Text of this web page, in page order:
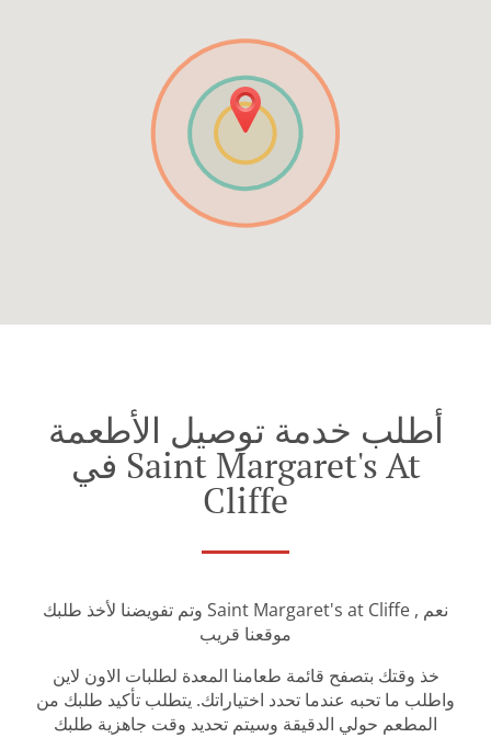
أطلب خدمة توصيل الأطعمة
في Saint Margaret's At
Cliffe
وتم تفويضنا لأخذ طلبك Saint Margaret's at Cliffe نعم ,
موقعنا قريب
خذ وقتك بتصفح قائمة طعامنا المعدة لطلبات الاون لاين
واطلب ما تحبه عندما تحدد اختياراتك. يتطلب تأكيد طلبك من
المطعم حولي الدقيقة وسيتم تحديد وقت جاهزية طلبك